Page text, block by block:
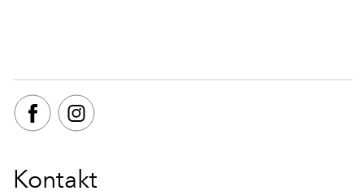
Kontakt